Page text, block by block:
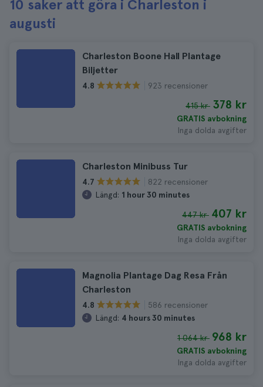
10 saker att göra i Charleston i
augusti
Charleston Boone Hall Plantage
Biljetter
4.8 923 recensioner
415 kr 378 kr
GRATIS avbokning
Inga dolda avgifter
Charleston Minibuss Tur
4.7
822 recensioner
Längd: 1 hour 30 minutes
447 kr 407 kr
GRATIS avbokning
Inga dolda avgifter
Magnolia Plantage Dag Resa Från
Charleston
4.8
586 recensioner
Längd: 4 hours 30 minutes
1 064 kr 968 kr
GRATIS avbokning
Inga dolda avgifter